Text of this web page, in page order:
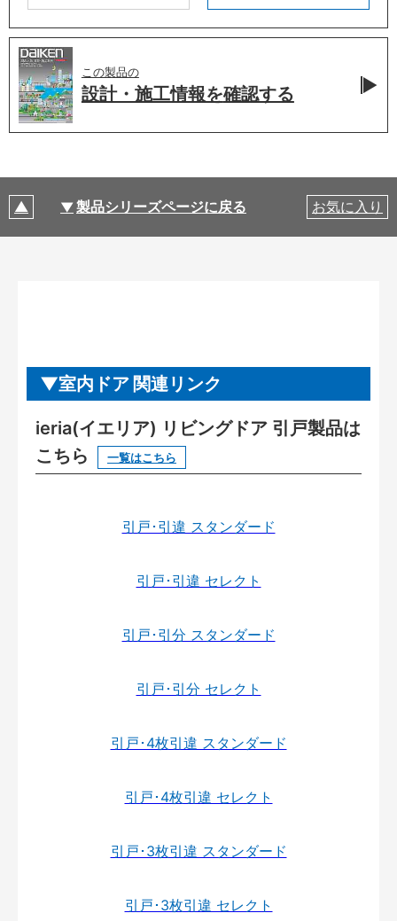
この製品の
設計・施工情報を確認する
製品シリーズページに戻る お気に入り
室内ドア 関連リンク
ieria(イエリア) リビングドア 引戸製品は
こちら
一覧はこちら
引戸･引違 スタンダード
引戸･引違 セレクト
引戸･引分 スタンダード
引戸･引分 セレクト
引戸･4枚引違 スタンダード
引戸･4枚引違 セレクト
引戸･3枚引違 スタンダード
引戸･3枚引違 セレクト